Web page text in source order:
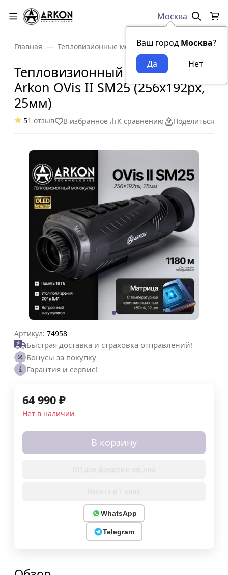
Москва
Ваш город Москва?
Главная Тепловизионные монокуляры
Тепловизионный монокуляр
Arkon OVis II SM25 (256х192px,
25мм)
51 отзыв В избранное К сравнению Поделиться
Артикул: 74958
Быстрая доставка и страховка отправлений!
Бонусы за покупку
Гарантия и сервис!
64 990 ₽
Нет в наличии
В корзину
WhatsApp
Telegram